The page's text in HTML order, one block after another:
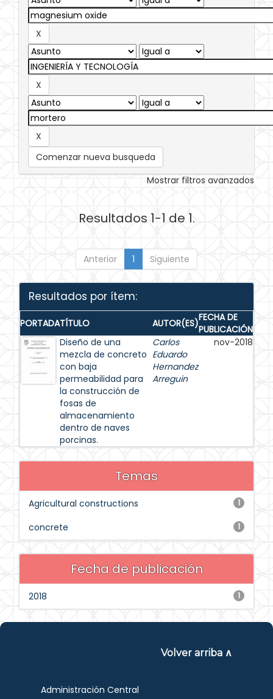
Comenzar nueva busqueda
Mostrar filtros avanzados
Resultados 1-1 de 1.
Anterior 1 Siguiente
Resultados por ítem:
PORTADATÍTULO AUTOR(ES)FECHA DE
PUBLICACIÓN
Diseño de una
mezcla de concreto
con baja
permeabilidad para
la construcción de
fosas de
almacenamiento
dentro de naves
porcinas.
Carlos
Eduardo
Hernandez
Arreguin
nov-2018
Temas
1
Agricultural constructions
1
concrete
Fecha de publicación
1
2018
Volver arriba ∧
Administración Central